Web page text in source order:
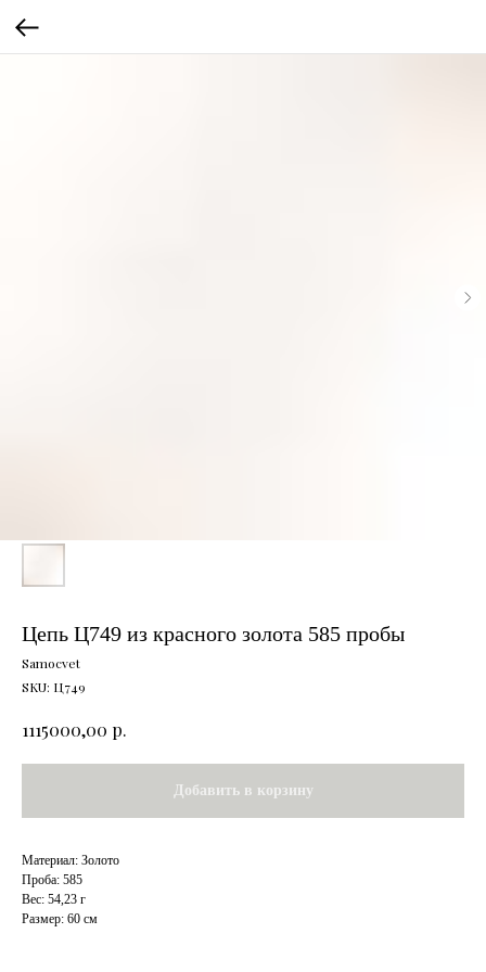
Цепь Ц749 из красного золота 585 пробы
Samocvet
SKU: Ц749
1115000,00 р.
Добавить в корзину
Материал: Золото
Проба: 585
Вес: 54,23 г
Размер: 60 см